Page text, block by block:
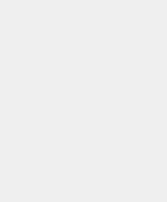
samostojno upravljanje in
konfiguracija, monitoring in
upravljanje LVM, RAID in
dodeljevanje diskovnih virov za
sodelovanje pri rešitvah za
odpravljanje napak ter